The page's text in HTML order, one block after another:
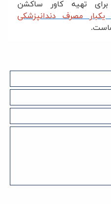
تهیه کاور ساکشن
مصرف دندانپزشکی
.